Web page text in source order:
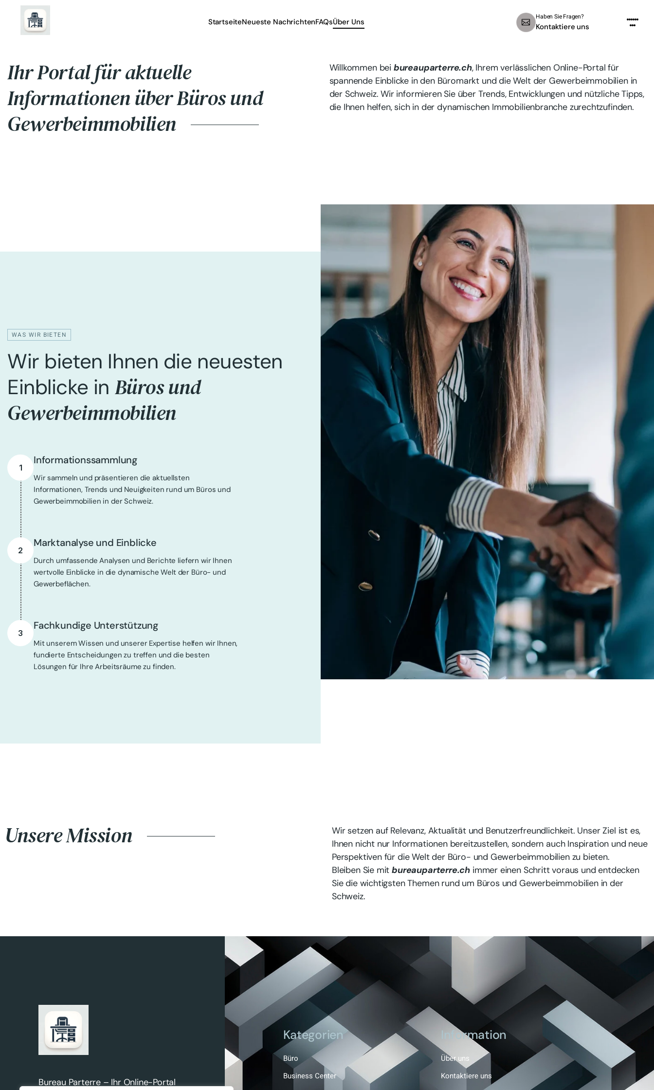
StartseiteNeueste NachrichtenFAQsÜber Uns Kontaktiere uns
Haben Sie Fragen?
Ihr Portal für aktuelle
Informationen über Büros und
Gewerbeimmobilien
Willkommen bei bureauparterre.ch, Ihrem verlässlichen Online-Portal für
spannende Einblicke in den Büromarkt und die Welt der Gewerbeimmobilien in
der Schweiz. Wir informieren Sie über Trends, Entwicklungen und nützliche Tipps,
die Ihnen helfen, sich in der dynamischen Immobilienbranche zurechtzufinden.
WAS WIR BIETEN
Wir bieten Ihnen die neuesten
Einblicke in Büros und
Gewerbeimmobilien
1
Informationssammlung
Wir sammeln und präsentieren die aktuellsten
Informationen, Trends und Neuigkeiten rund um Büros und
Gewerbeimmobilien in der Schweiz.
2
Marktanalyse und Einblicke
Durch umfassende Analysen und Berichte liefern wir Ihnen
wertvolle Einblicke in die dynamische Welt der Büro- und
Gewerbeflächen.
3
Fachkundige Unterstützung
Mit unserem Wissen und unserer Expertise helfen wir Ihnen,
fundierte Entscheidungen zu treffen und die besten
Lösungen für Ihre Arbeitsräume zu finden.
Unsere Mission
Wir setzen auf Relevanz, Aktualität und Benutzerfreundlichkeit. Unser Ziel ist es,
Ihnen nicht nur Informationen bereitzustellen, sondern auch Inspiration und neue
Perspektiven für die Welt der Büro- und Gewerbeimmobilien zu bieten.
Bleiben Sie mitbureauparterre.ch immer einen Schritt voraus und entdecken
Sie die wichtigsten Themen rund um Büros und Gewerbeimmobilien in der
Schweiz.
Bureau Parterre – Ihr Online-Portal
Kategorien
Büro
Business Center
Information
Über uns
Kontaktiere uns